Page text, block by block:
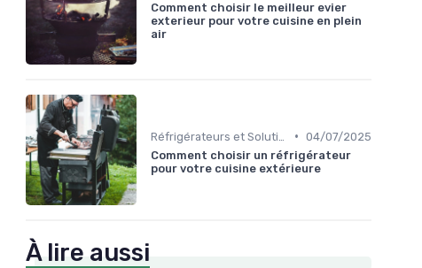
Comment choisir le meilleur evier
exterieur pour votre cuisine en plein
air
• 04/07/2025
Comment choisir un réfrigérateur
pour votre cuisine extérieure
À lire aussi